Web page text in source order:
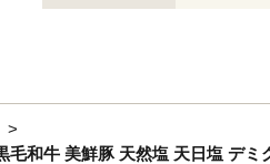
和牛 美鮮豚 天然塩 天日塩 デ